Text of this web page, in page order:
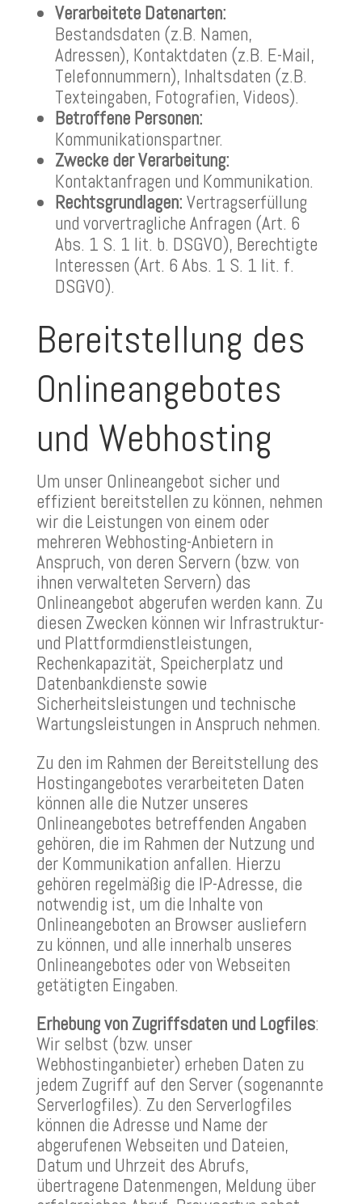
Verarbeitete Datenarten:
Bestandsdaten (z.B. Namen,
Adressen), Kontaktdaten (z.B. E-Mail,
Telefonnummern), Inhaltsdaten (z.B.
Texteingaben, Fotografien, Videos).
Betroffene Personen:
Kommunikationspartner.
Zwecke der Verarbeitung:
Kontaktanfragen und Kommunikation.
Rechtsgrundlagen: Vertragserfüllung
und vorvertragliche Anfragen (Art. 6
Abs. 1 S. 1 lit. b. DSGVO), Berechtigte
Interessen (Art. 6 Abs. 1 S. 1 lit. f.
DSGVO).
Bereitstellung des
Onlineangebotes
und Webhosting
Um unser Onlineangebot sicher und
effizient bereitstellen zu können, nehmen
wir die Leistungen von einem oder
mehreren Webhosting-Anbietern in
Anspruch, von deren Servern (bzw. von
ihnen verwalteten Servern) das
Onlineangebot abgerufen werden kann. Zu
diesen Zwecken können wir Infrastruktur-
und Plattformdienstleistungen,
Rechenkapazität, Speicherplatz und
Datenbankdienste sowie
Sicherheitsleistungen und technische
Wartungsleistungen in Anspruch nehmen.
Zu den im Rahmen der Bereitstellung des
Hostingangebotes verarbeiteten Daten
können alle die Nutzer unseres
Onlineangebotes betreffenden Angaben
gehören, die im Rahmen der Nutzung und
der Kommunikation anfallen. Hierzu
gehören regelmäßig die IP-Adresse, die
notwendig ist, um die Inhalte von
Onlineangeboten an Browser ausliefern
zu können, und alle innerhalb unseres
Onlineangebotes oder von Webseiten
getätigten Eingaben.
Erhebung von Zugriffsdaten und Logfiles:
Wir selbst (bzw. unser
Webhostinganbieter) erheben Daten zu
jedem Zugriff auf den Server (sogenannte
Serverlogfiles). Zu den Serverlogfiles
können die Adresse und Name der
abgerufenen Webseiten und Dateien,
Datum und Uhrzeit des Abrufs,
übertragene Datenmengen, Meldung über